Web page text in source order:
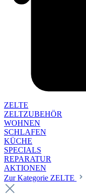
ZELTE
ZELTZUBEHÖR
WOHNEN
SCHLAFEN
KÜCHE
SPECIALS
REPARATUR
AKTIONEN
Zur Kategorie ZELTE